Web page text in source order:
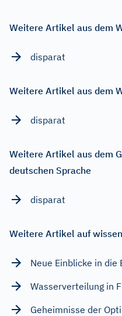
Weitere Artikel aus dem
disparat
Weitere Artikel aus dem
disparat
Weitere Artikel aus dem
deutschen Sprache
disparat
Weitere Artikel auf
Neue Einblicke in die
Wasserverteilung in
Geheimnisse der